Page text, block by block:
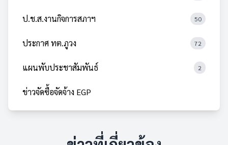
ป.ช.ส.งานกิจการสภาฯ 50
ประกาศ ทต.ภูวง 72
แผนพับประชาสัมพันธ์ 2
ข่าวจัดซื้อจัดจ้าง EGP